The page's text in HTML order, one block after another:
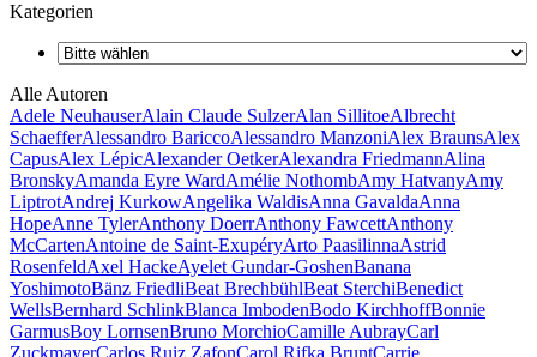
Kategorien
Alle Autoren
Adele NeuhauserAlain Claude SulzerAlan SillitoeAlbrecht
SchaefferAlessandro BariccoAlessandro ManzoniAlex BraunsAlex
CapusAlex LépicAlexander OetkerAlexandra FriedmannAlina
BronskyAmanda Eyre WardAmélie NothombAmy HatvanyAmy
LiptrotAndrej KurkowAngelika WaldisAnna GavaldaAnna
HopeAnne TylerAnthony DoerrAnthony FawcettAnthony
McCartenAntoine de Saint-ExupéryArto PaasilinnaAstrid
RosenfeldAxel HackeAyelet Gundar-GoshenBanana
YoshimotoBänz FriedliBeat BrechbühlBeat SterchiBenedict
WellsBernhard SchlinkBlanca ImbodenBodo KirchhoffBonnie
GarmusBoy LornsenBruno MorchioCamille AubrayCarl
ZuckmayerCarlos Ruiz ZafonCarol Rifka BruntCarrie